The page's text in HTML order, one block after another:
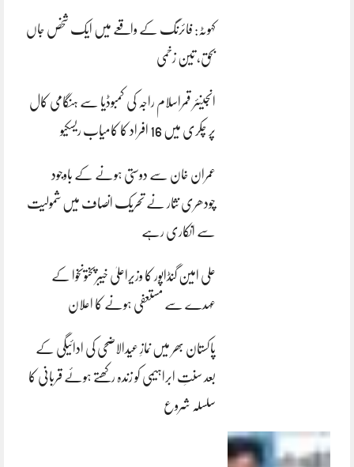
کہوٹہ: فائرنگ کے واقعے میں ایک شخص جاں
بحق، تین زخمی
انجینئر قمراسلام راجہ کی کمبوڈیا سے ہنگامی کال
پر چکری میں 16 افراد کا کامیاب ریسکیو
عمران خان سے دوستی ہونے کے باوجود
چودھری نثار نے تحریک انصاف میں شمولیت
سے انکاری رہے
علی امین گنڈاپور کا وزیراعلیٰ خیبرپختونخوا کے
عہدے سے مستعفی ہونے کا اعلان
پاکستان بھر میں نمازِ عیدالاضحی کی ادائیگی کے
بعد سنتِ ابراہیمی کو زندہ رکھتے ہوئے قربانی کا
سلسلہ شروع